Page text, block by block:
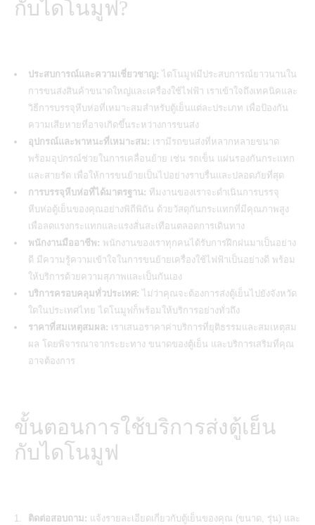
กับไดโนมูฟ?
ประสบการณ์และความเชี่ยวชาญ: ไดโนมูฟมีประสบการณ์ยาวนานใน
การขนส่งสินค้าขนาดใหญ่และเครื่องใช้ไฟฟ้า เราเข้าใจถึงเทคนิคและ
วิธีการบรรจุหีบห่อที่เหมาะสมสำหรับตู้เย็นแต่ละประเภท เพื่อป้องกัน
ความเสียหายที่อาจเกิดขึ้นระหว่างการขนส่ง
อุปกรณ์และพาหนะที่เหมาะสม: เรามีรถขนส่งที่หลากหลายขนาด
พร้อมอุปกรณ์ช่วยในการเคลื่อนย้าย เช่น รถเข็น แผ่นรองกันกระแทก
และสายรัด เพื่อให้การขนย้ายเป็นไปอย่างราบรื่นและปลอดภัยที่สุด
การบรรจุหีบห่อที่ได้มาตรฐาน: ทีมงานของเราจะดำเนินการบรรจุ
หีบห่อตู้เย็นของคุณอย่างพิถีพิถัน ด้วยวัสดุกันกระแทกที่มีคุณภาพสูง
เพื่อลดแรงกระแทกและแรงสั่นสะเทือนตลอดการเดินทาง
พนักงานมืออาชีพ: พนักงานของเราทุกคนได้รับการฝึกฝนมาเป็นอย่าง
ดี มีความรู้ความเข้าใจในการขนย้ายเครื่องใช้ไฟฟ้าเป็นอย่างดี พร้อม
ให้บริการด้วยความสุภาพและเป็นกันเอง
บริการครอบคลุมทั่วประเทศ: ไม่ว่าคุณจะต้องการส่งตู้เย็นไปยังจังหวัด
ใดในประเทศไทย ไดโนมูฟก็พร้อมให้บริการอย่างทั่วถึง
ราคาที่สมเหตุสมผล: เราเสนอราคาค่าบริการที่ยุติธรรมและสมเหตุสม
ผล โดยพิจารณาจากระยะทาง ขนาดของตู้เย็น และบริการเสริมที่คุณ
อาจต้องการ
ขั้นตอนการใช้บริการส่งตู้เย็น
กับไดโนมูฟ
ติดต่อสอบถาม: แจ้งรายละเอียดเกี่ยวกับตู้เย็นของคุณ (ขนาด, รุ่น) และ